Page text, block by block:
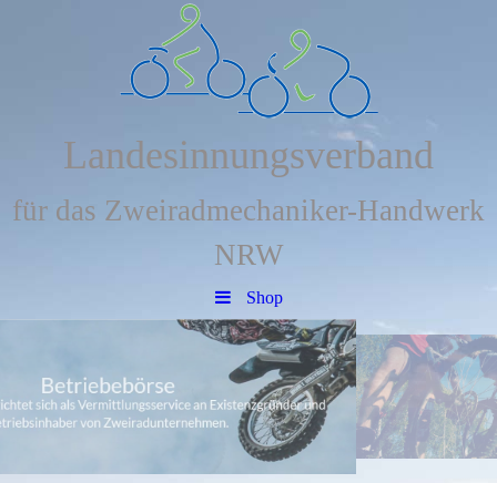
Landesinnungsverband
für das Zweiradmechaniker-Handwerk
NRW
Shop